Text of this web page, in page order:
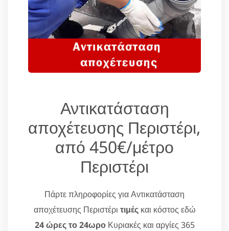
Αντικατάσταση
αποχέτευσης Περιστέρι,
από 450€/μέτρο
Περιστέρι
Πάρτε πληροφορίες για Αντικατάσταση
αποχέτευσης Περιστέρι τιμέςκαι κόστος εδώ
24 ώρες το 24ωροΚυριακές και αργίες 365